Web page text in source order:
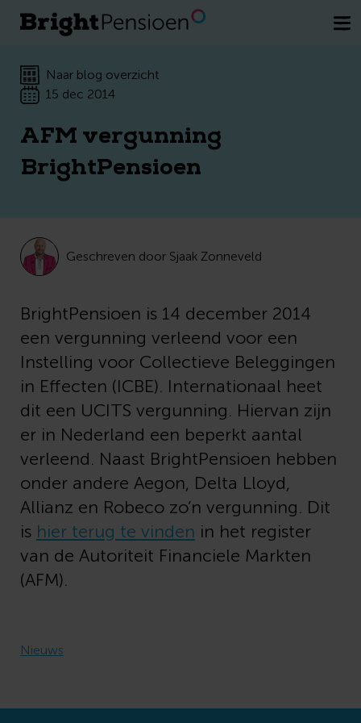
Wil je een kosteloos gesprek met een
van onze pensioenexperts.
Naar blog overzicht
15 dec 2014
AFM vergunning
BrightPensioen
Geschreven door Sjaak Zonneveld
BrightPensioen is 14 december 2014
een vergunning verleend voor een
Instelling voor Collectieve Beleggingen
in Effecten (ICBE). Internationaal heet
dit een UCITS vergunning. Hiervan zijn
er in Nederland een beperkt aantal
verleend. Naast BrightPensioen hebben
onder andere Aegon, Delta Lloyd,
Allianz en Robeco zo’n vergunning. Dit
is hier terug te vinden in het register
van de Autoriteit Financiele Markten
(AFM).
Nieuws